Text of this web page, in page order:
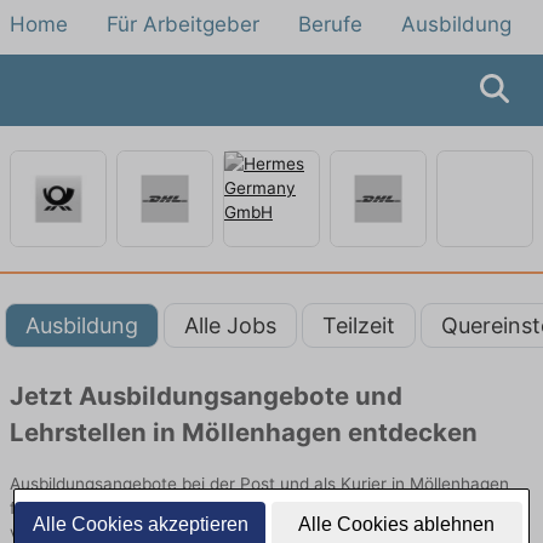
Alle Cookies akzeptieren Alle Cookies ablehnen
Home Für Arbeitgeber Berufe Ausbildung
Ausbildung Alle Jobs Teilzeit
Jetzt Ausbildungsangebote und
Lehrstellen in Möllenhagen entdecken
Ausbildungsangebote bei der Post und als Kurier in Möllenhagen
finden Sie von namhaften Firmen. Entdecken Sie freie Optionen
von Top-Arbeitgebern und bewerben Sie sich noch heute.